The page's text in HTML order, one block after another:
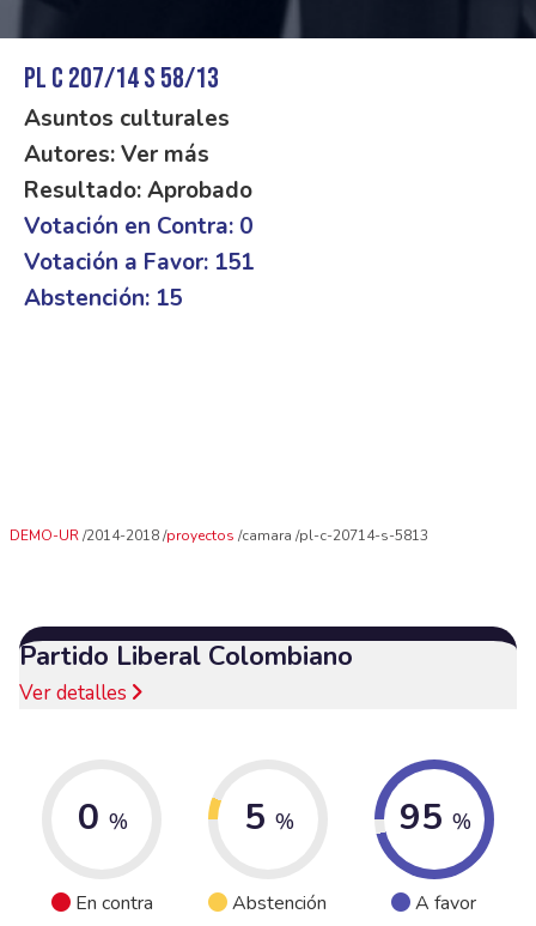
PL C 207/14 S 58/13
Asuntos culturales
Autores: Ver más
Resultado: Aprobado
Votación en Contra: 0
Votación a Favor: 151
Abstención: 15
DEMO-UR 2014-2018 proyectos camara pl-c-20714-s-5813
Partido Liberal Colombiano
Ver detalles
0 %
En contra
5 %
Abstención
95 %
A favor